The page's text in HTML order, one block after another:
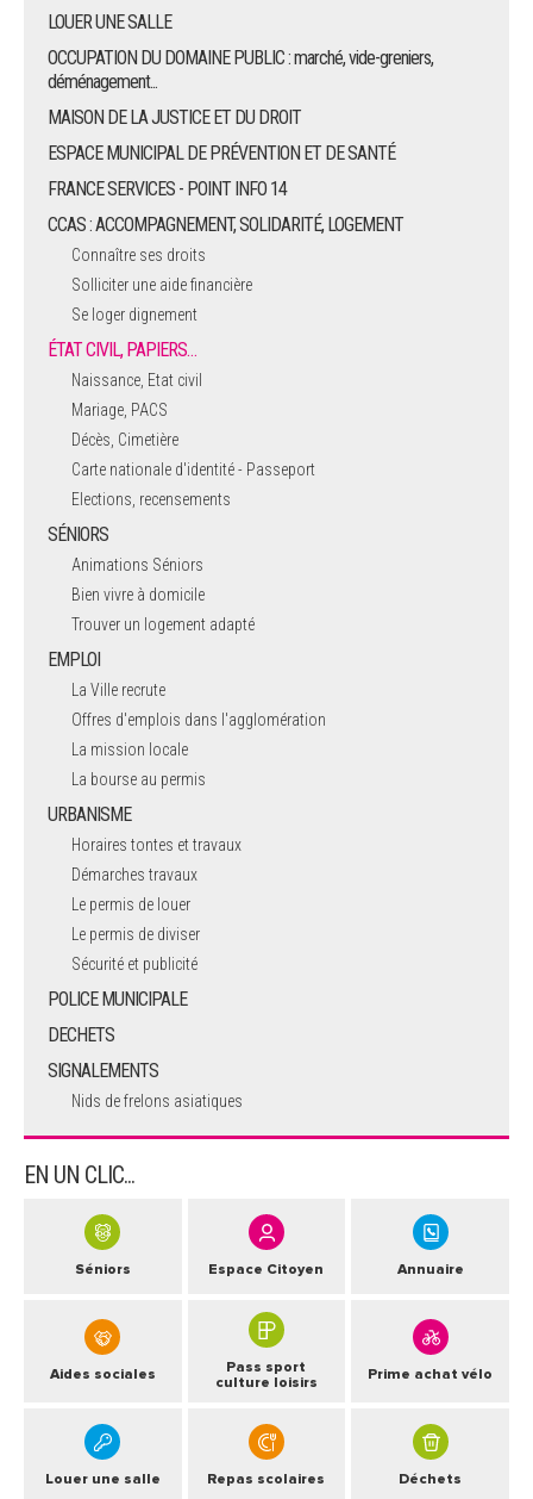
LOUER UNE SALLE
OCCUPATION DU DOMAINE PUBLIC : marché, vide-greniers,
déménagement...
MAISON DE LA JUSTICE ET DU DROIT
ESPACE MUNICIPAL DE PRÉVENTION ET DE SANTÉ
FRANCE SERVICES - POINT INFO 14
CCAS : ACCOMPAGNEMENT, SOLIDARITÉ, LOGEMENT
Connaître ses droits
Solliciter une aide financière
Se loger dignement
ÉTAT CIVIL, PAPIERS…
Naissance, Etat civil
Mariage, PACS
Décès, Cimetière
Carte nationale d'identité - Passeport
Elections, recensements
SÉNIORS
Animations Séniors
Bien vivre à domicile
Trouver un logement adapté
EMPLOI
La Ville recrute
Offres d'emplois dans l'agglomération
La mission locale
La bourse au permis
URBANISME
Horaires tontes et travaux
Démarches travaux
Le permis de louer
Le permis de diviser
Sécurité et publicité
POLICE MUNICIPALE
DECHETS
SIGNALEMENTS
Nids de frelons asiatiques
EN UN CLIC...
Séniors Espace Citoyen Annuaire
Aides sociales
Pass sport
culture loisirs
Prime achat vélo
Louer une salle Repas scolaires Déchets